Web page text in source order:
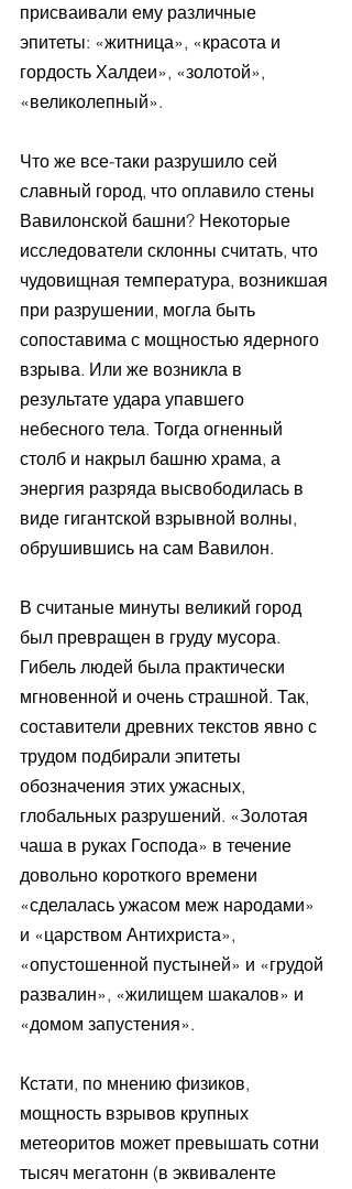
присваивали ему различные
эпитеты: «житница», «красота и
гордость Халдеи», «золотой»,
«великолепный».
Что же все-таки разрушило сей
славный город, что оплавило стены
Вавилонской башни? Некоторые
исследователи склонны считать, что
чудовищная температура, возникшая
при разрушении, могла быть
сопоставима с мощностью ядерного
взрыва. Или же возникла в
результате удара упавшего
небесного тела. Тогда огненный
столб и накрыл башню храма, а
энергия разряда высвободилась в
виде гигантской взрывной волны,
обрушившись на сам Вавилон.
В считаные минуты великий город
был превращен в груду мусора.
Гибель людей была практически
мгновенной и очень страшной. Так,
составители древних текстов явно с
трудом подбирали эпитеты
обозначения этих ужасных,
глобальных разрушений. «Золотая
чаша в руках Господа» в течение
довольно короткого времени
«сделалась ужасом меж народами»
и «царством Антихриста»,
«опустошенной пустыней» и «грудой
развалин», «жилищем шакалов» и
«домом запустения».
Кстати, по мнению физиков,
мощность взрывов крупных
метеоритов может превышать сотни
тысяч мегатонн (в эквиваленте